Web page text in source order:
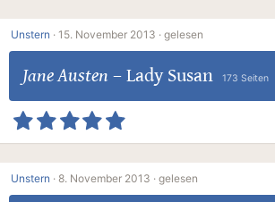
Unstern · 15. November 2013 · gelesen
Jane Austen – Lady Susan 173 Seiten
Unstern · 8. November 2013 · gelesen